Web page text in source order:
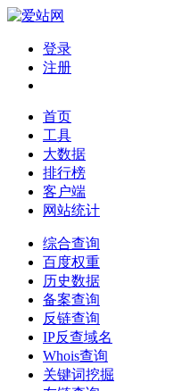
登录
注册
首页
工具
大数据
排行榜
客户端
网站统计
综合查询
百度权重
历史数据
备案查询
反链查询
IP反查域名
Whois查询
关键词挖掘